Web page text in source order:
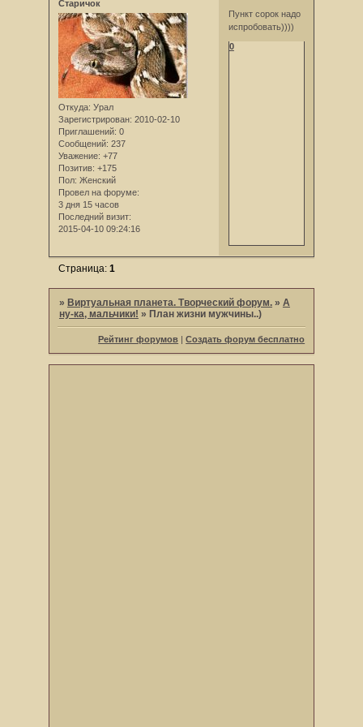
Старичок
Откуда: Урал
Зарегистрирован: 2010-02-10
Приглашений: 0
Сообщений: 237
Уважение: +77
Позитив: +175
Пол: Женский
Провел на форуме:
3 дня 15 часов
Последний визит:
2015-04-10 09:24:16
Пункт сорок надо
испробовать))))
0
Страница: 1
» Виртуальная планета. Творческий форум. » А
ну-ка, мальчики! » План жизни мужчины..)
Рейтинг форумов |Создать форум бесплатно